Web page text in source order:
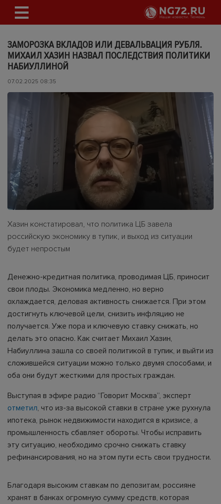
ЗАМОРОЗКА ВКЛАДОВ ИЛИ ДЕВАЛЬВАЦИЯ РУБЛЯ.
МИХАИЛ ХАЗИН НАЗВАЛ ПОСЛЕДСТВИЯ ПОЛИТИКИ
НАБИУЛЛИНОЙ
07.02.2025 08:35
Хазин констатировал, что политика ЦБ завела
российскую экономику в тупик, и выход из ситуации
будет непростым
Денежно-кредитная политика, проводимая ЦБ, приносит
свои плоды. Экономика медленно, но верно
охлаждается, деловая активность снижается. При этом
достигнуть ключевой цели, снизить инфляцию не
получается. Уже пора и ключевую ставку снижать, но
делать это опасно. Как считает Михаил Хазин,
Набиуллина зашла со своей политикой в тупик, и выйти из
сложившейся ситуации можно только двумя способами, и
оба они будут жесткими для простых граждан.
Выступая в эфире радио “Говорит Москва”, эксперт
отметил, что из-за высокой ставки в стране уже рухнула
ипотека, рынок недвижимости находится в кризисе, а
промышленность сбавляет обороты. Чтобы исправить
эту ситуацию, необходимо срочно снижать ставку
рефинансирования, но на этом пути есть свои трудности.
Благодаря высоким ставкам по депозитам, россияне
хранят в банках огромную сумму средств, которая